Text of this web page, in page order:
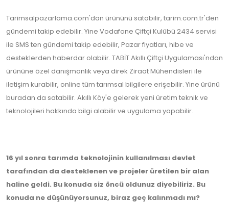
Tarimsalpazarlama.com'dan ürününü satabilir, tarim.com.tr'den
gündemi takip edebilir. Yine Vodafone Çiftçi Kulübü 2434 servisi
ile SMS ten gündemi takip edebilir, Pazar fiyatları, hibe ve
desteklerden haberdar olabilir. TABİT Akıllı Çiftçi Uygulaması'ndan
ürününe özel danışmanlık veya direk Ziraat Mühendisleri ile
iletişim kurabilir, online tüm tarımsal bilgilere erişebilir. Yine ürünü
buradan da satabilir. Akıllı Köy'e gelerek yeni üretim teknik ve
teknolojileri hakkında bilgi alabilir ve uygulama yapabilir.
16 yıl sonra tarımda teknolojinin kullanılması devlet
tarafından da desteklenen ve projeler üretilen bir alan
haline geldi. Bu konuda siz öncü oldunuz diyebiliriz. Bu
konuda ne düşünüyorsunuz, biraz geç kalınmadı mı?